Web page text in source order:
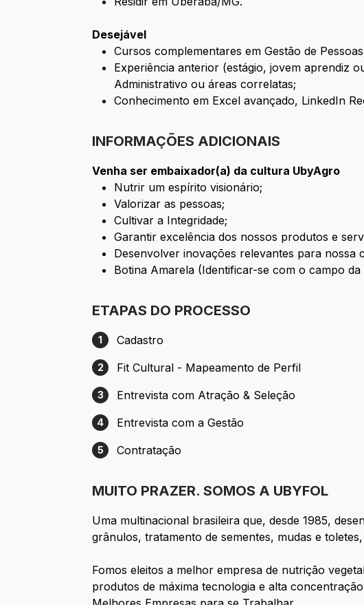
Desejável
Cursos complementares em Gestão de
Experiência anterior (estágio, jovem aprendiz
Administrativo ou áreas correlatas;
Conhecimento em Excel avançado, LinkedIn
INFORMAÇÕES ADICIONAIS
Venha ser embaixador(a) da cultura UbyAgro
Nutrir um espírito visionário;
Valorizar as pessoas;
Cultivar a Integridade;
Garantir excelência dos nossos produtos e
Desenvolver inovações relevantes para nossa
Botina Amarela (Identificar-se com o campo da
ETAPAS DO PROCESSO
Etapa 1: Cadastro
1 Cadastro
Etapa 2: Fit Cultural - Mapeamento de Perfil
2 Fit Cultural - Mapeamento de Perfil
Etapa 3: Entrevista com Atração & Seleção
3 Entrevista com Atração & Seleção
Etapa 4: Entrevista com a Gestão
4 Entrevista com a Gestão
Etapa 5: Contratação
5 Contratação
MUITO PRAZER. SOMOS A UBYFOL
Uma multinacional brasileira que, desde 1985,
grânulos, tratamento de sementes, mudas e
Fomos eleitos a melhor empresa de nutrição
produtos de máxima tecnologia e alta